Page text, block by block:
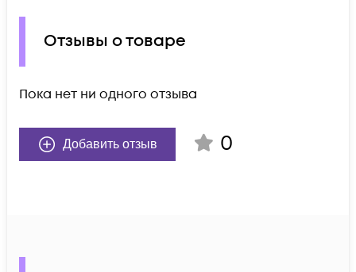
Отзывы о товаре
Пока нет ни одного отзыва
Добавить отзыв 0